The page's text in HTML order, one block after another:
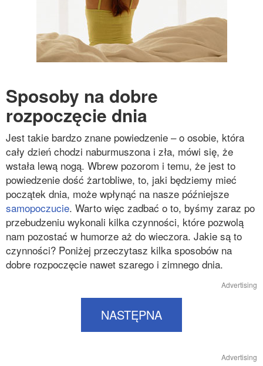
Sposoby na dobre
rozpoczęcie dnia
Jest takie bardzo znane powiedzenie – o osobie, która
cały dzień chodzi naburmuszona i zła, mówi się, że
wstała lewą nogą. Wbrew pozorom i temu, że jest to
powiedzenie dość żartobliwe, to, jaki będziemy mieć
początek dnia, może wpłynąć na nasze późniejsze
samopoczucie. Warto więc zadbać o to, byśmy zaraz po
przebudzeniu wykonali kilka czynności, które pozwolą
nam pozostać w humorze aż do wieczora. Jakie są to
czynności? Poniżej przeczytasz kilka sposobów na
dobre rozpoczęcie nawet szarego i zimnego dnia.
Advertising
NASTĘPNA
Advertising